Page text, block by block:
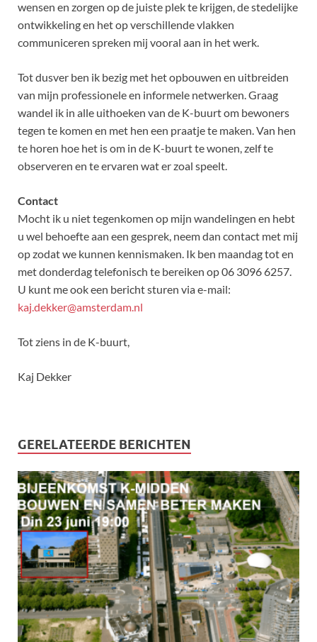
wensen en zorgen op de juiste plek te krijgen, de stedelijke
ontwikkeling en het op verschillende vlakken
communiceren spreken mij vooral aan in het werk.
Tot dusver ben ik bezig met het opbouwen en uitbreiden
van mijn professionele en informele netwerken. Graag
wandel ik in alle uithoeken van de K-buurt om bewoners
tegen te komen en met hen een praatje te maken. Van hen
te horen hoe het is om in de K-buurt te wonen, zelf te
observeren en te ervaren wat er zoal speelt.
Contact
Mocht ik u niet tegenkomen op mijn wandelingen en hebt
u wel behoefte aan een gesprek, neem dan contact met mij
op zodat we kunnen kennismaken. Ik ben maandag tot en
met donderdag telefonisch te bereiken op 06 3096 6257.
U kunt me ook een bericht sturen via e-mail:
kaj.dekker@amsterdam.nl
Tot ziens in de K-buurt,
Kaj Dekker
GERELATEERDE BERICHTEN